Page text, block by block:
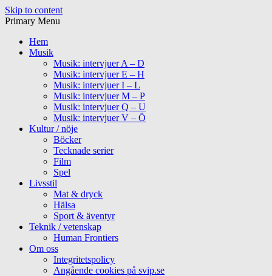
Skip to content
Primary Menu
Hem
Musik
Musik: intervjuer A – D
Musik: intervjuer E – H
Musik: intervjuer I – L
Musik: intervjuer M – P
Musik: intervjuer Q – U
Musik: intervjuer V – Ö
Kultur / nöje
Böcker
Tecknade serier
Film
Spel
Livsstil
Mat & dryck
Hälsa
Sport & äventyr
Teknik / vetenskap
Human Frontiers
Om oss
Integritetspolicy
Angående cookies på svip.se